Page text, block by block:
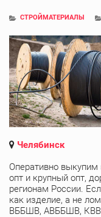
СТРОЙМАТЕРИАЛЫ
Челябинск
Оперативно выкупим
опт и крупный опт,
регионам России.
как изделие, а не
ВББШВ, АВББШВ,